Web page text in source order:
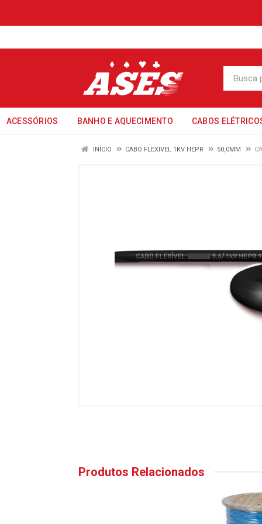
ACESSÓRIOS BANHO E AQUECIMENTO CABOS
INÍCIO CABO FLEXIVEL 1KV HEPR 50,0MM
Produtos Relacionados